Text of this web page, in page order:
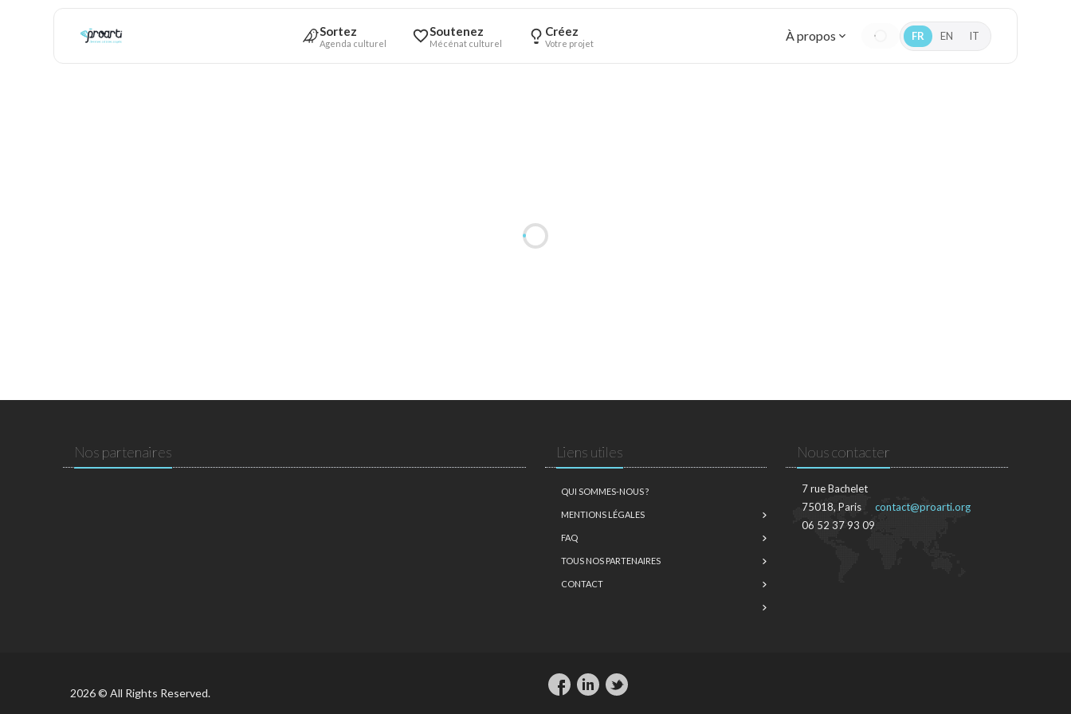
Sortez
Agenda culturel
Soutenez
Mécénat culturel
Créez
Votre projet À propos FR EN IT
Nos partenaires Liens utiles
QUI SOMMES-NOUS ?
MENTIONS LÉGALES
FAQ
TOUS NOS PARTENAIRES
CONTACT
Nous contacter
7 rue Bachelet
75018, Paris
06 52 37 93 09
contact@proarti.org
2026 © All Rights Reserved.